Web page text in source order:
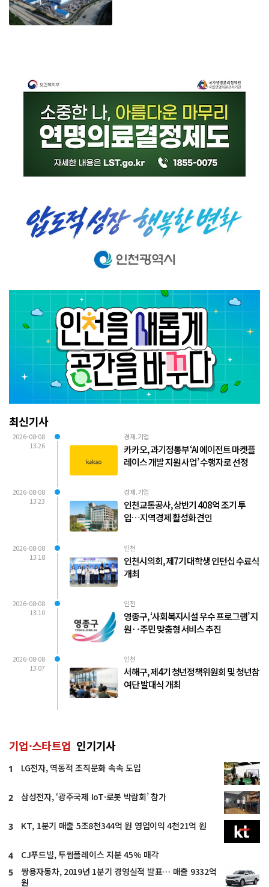
최신기사
2026-08-08
13:26
경제.기업
카카오, 과기정통부 ‘AI 에이전트 마켓플
레이스 개발 지원 사업’ 수행자로 선정
2026-08-08
13:23
경제.기업
인천교통공사, 상반기 408억 조기 투
입…지역경제 활성화 견인
2026-08-08
13:18
인천
인천시의회, 제7기 대학생 인턴십 수료식
개최
2026-08-08
13:10
인천
영종구, ‘사회복지시설 우수 프로그램’ 지
원‥주민 맞춤형 서비스 추진
2026-08-08
13:07
인천
서해구, 제4기 청년정책위원회 및 청년참
여단 발대식 개최
기업·스타트업 인기기사
1 LG전자, 역동적 조직문화 속속 도입
2 삼성전자, ‘광주국제 IoT·로봇 박람회’ 참가
3 KT, 1분기 매출 5조8천344억 원 영업이익 4천21억 원
4 CJ푸드빌, 투썸플레이스 지분 45% 매각
5
쌍용자동차, 2019년 1분기 경영실적 발표… 매출 9332억
원